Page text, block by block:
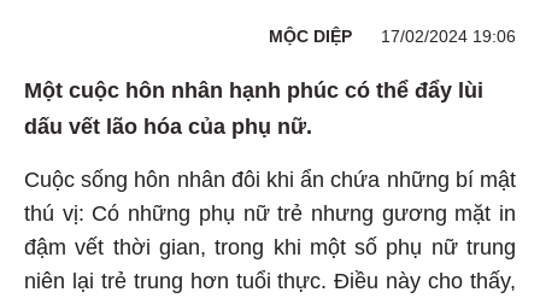
MỘC DIỆP 17/02/2024 19:06
Một cuộc hôn nhân hạnh phúc có thể đẩy lùi
dấu vết lão hóa của phụ nữ.
Cuộc sống hôn nhân đôi khi ẩn chứa những bí mật
thú vị: Có những phụ nữ trẻ nhưng gương mặt in
đậm vết thời gian, trong khi một số phụ nữ trung
niên lại trẻ trung hơn tuổi thực. Điều này cho thấy,